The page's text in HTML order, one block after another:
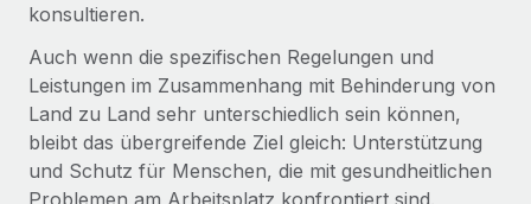
konsultieren.
Auch wenn die spezifischen Regelungen und
Leistungen im Zusammenhang mit Behinderung von
Land zu Land sehr unterschiedlich sein können,
bleibt das übergreifende Ziel gleich: Unterstützung
und Schutz für Menschen, die mit gesundheitlichen
Problemen am Arbeitsplatz konfrontiert sind.